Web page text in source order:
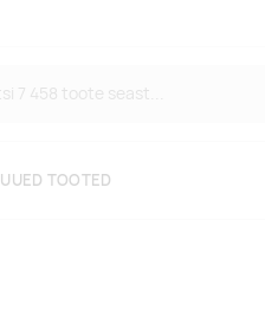
UUED TOOTED